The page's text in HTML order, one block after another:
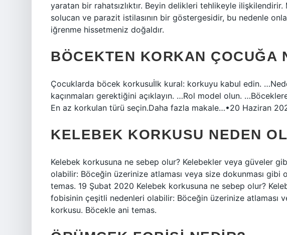
yaratan bir rahatsızlıktır. Beyin delikleri tehlikeyle
solucan ve parazit istilasının bir göstergesidir, bu nedenle
iğrenme hissetmeniz doğaldır.
BÖCEKTEN KORKAN ÇOCUĞA
Çocuklarda böcek korkusuİlk kural: korkuyu kabul edin.
kaçınmaları gerektiğini açıklayın. …Rol model olun.
En az korkulan türü seçin.Daha fazla makale…•20 Haziran
KELEBEK KORKUSU NEDEN
Kelebek korkusuna ne sebep olur? Kelebekler veya güveler
olabilir: Böceğin üzerinize atlaması veya size dokunması gibi
temas. 19 Şubat 2020 Kelebek korkusuna ne sebep olur?
fobisinin çeşitli nedenleri olabilir: Böceğin üzerinize atlaması
korkusu. Böcekle ani temas.